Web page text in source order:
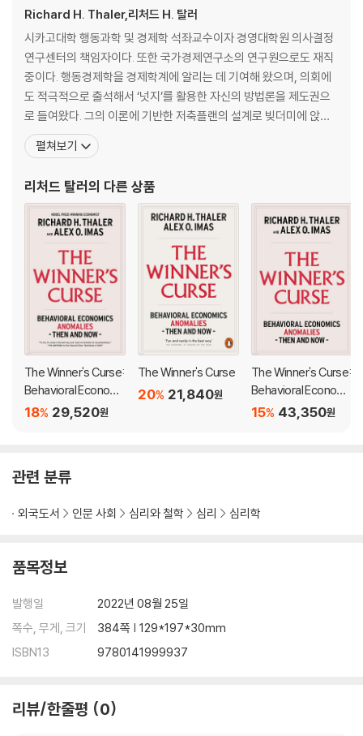
nd, as Richard Thaler and Cass Sunstein show, no choice is ev
er presented to us in a neutral way. But by knowing how peopl
e think, we can make it easier for them to choose what is best
for themselves, for their families and for society. With brilliant
insight and wonderful levity, Thaler and Sunstein demonstrate
how best to nudge us in the right directions, without ever rest
ricting our freedom of choice.
Richard H. Thaler,리처드 H. 탈러
시카고대학 행동과학 및 경제학 석좌교수이자 경영대학원 의사결정
연구센터의 책임자이다. 또한 국가경제연구소의 연구원으로도 재직
중이다. 행동경제학을 경제학계에 알리는 데 기여해 왔으며, 의회에
도 적극적으로 출석해서 ‘넛지’를 활용한 자신의 방법론을 제도권으
로 들여왔다. 그의 이론에 기반한 저축플랜의 설계로 빚더미에 앉은
미국을 구한 경제학자로 평가받는다. 2002년 노벨경제학상을 수상
한 대니얼 카너먼은 자신이 노벨상을 수상하게 된 공로를 탈러에게
함께 현실에 있는 심리적인 가정을 경제학적 의사결정 분석의 대상으
펼쳐보기
리처드 탈러의 다른 상품
The Winner's Curse:
Behavioral Economi
cs Anomalies, Then
29,520원
18%
The Winner's Curse
21,840원
20%
The Winner's Curse:
Behavioral Economi
cs Anomalies, Then
43,350원
15%
관련 분류
외국도서 인문 사회 심리와 철학 심리 심리학
품목정보
발행일
2022년 08월 25일
쪽수, 무게, 크기
384쪽 | 129*197*30mm
ISBN13
9780141999937
리뷰/한줄평 0